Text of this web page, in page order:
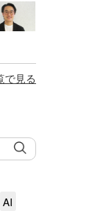
で見る
AI